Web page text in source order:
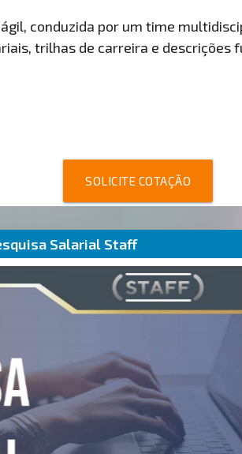
conduzida por um time
trilhas de carreira e descrições
SOLICITE COTAÇÃO
Salarial Staff